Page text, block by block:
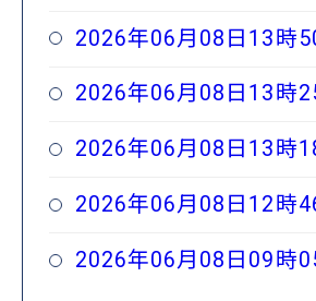
2026年06月08日13時
2026年06月08日13時
2026年06月08日13時
2026年06月08日12時
2026年06月08日09時